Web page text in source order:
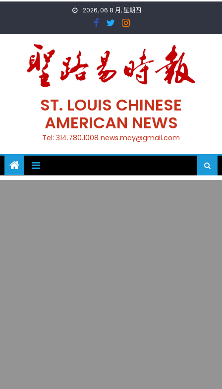
2026, 06 8 月, 星期四
ST. LOUIS CHINESE
AMERICAN NEWS
Tel: 314.780.1008 news.may@gmail.com